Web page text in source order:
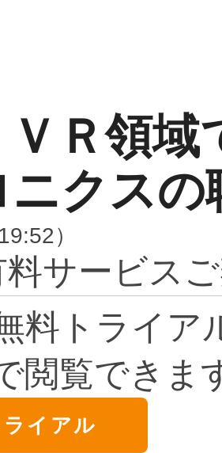
ＶＲ領
ニクスの
）
サービス
料トライア
閲覧できま
イアル